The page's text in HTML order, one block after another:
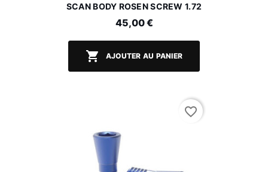
SCAN BODY ROSEN SCREW 1.72
45,00 €
 AJOUTER AU PANIER
favorite_border